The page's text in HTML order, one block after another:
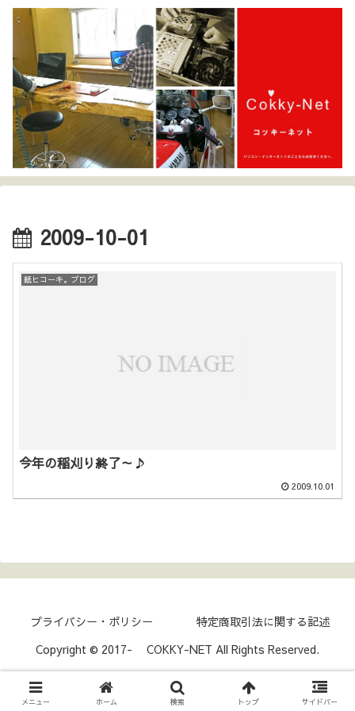
2009-10-01
紙ヒコーキ。ブログ
今年の稲刈り終了～♪
2009.10.01
プライバシー・ポリシー
特定商取引法に関する記述
Copyright © 2017- COKKY-NET All Rights Reserved.
メニュー ホーム 検索 トップ サイドバー